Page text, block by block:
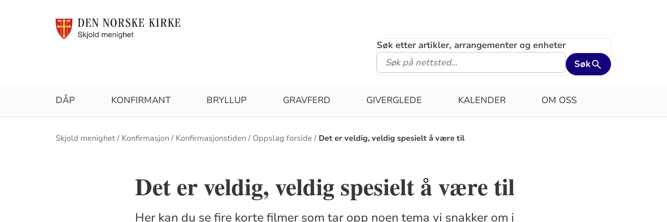
Søk etter artikler, arrangementer og enheter
Søk
DÅP KONFIRMANT BRYLLUP GRAVFERD GIVERGLEDE KALENDER OM OSS
Brødsmulesti
Skjold menighet Konfirmasjon Konfirmasjonstiden Oppslag forside Det er veldig, veldig spesielt å være til
Det er veldig, veldig spesielt å være til
Her kan du se fire korte filmer som tar opp noen tema vi snakker om i